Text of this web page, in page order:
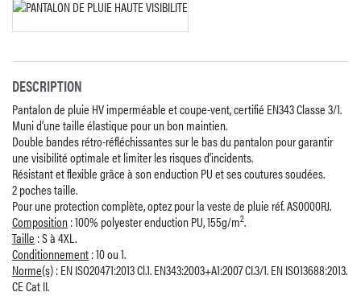
DESCRIPTION
Pantalon de pluie HV imperméable et coupe-vent, certifié EN343 Classe 3/1.
Muni d’une taille élastique pour un bon maintien.
Double bandes rétro-réfléchissantes sur le bas du pantalon pour garantir
une visibilité optimale et limiter les risques d’incidents.
Résistant et flexible grâce à son enduction PU et ses coutures soudées.
2 poches taille.
Pour une protection complète, optez pour la veste de pluie réf. AS0000RJ.
Composition: 100% polyester enduction PU, 155g/m2.
Taille : S à 4XL.
Conditionnement: 10 ou 1.
Norme(s): EN ISO20471:2013 Cl.1. EN343:2003+A1:2007 CI.3/1. EN ISO13688:2013.
CE Cat II.